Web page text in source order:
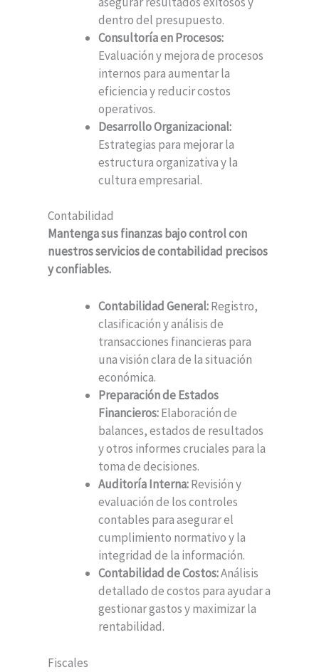
dentro del presupuesto.
Consultoría en Procesos:
Evaluación y mejora de procesos
internos para aumentar la
eficiencia y reducir costos
operativos.
Desarrollo Organizacional:
Estrategias para mejorar la
estructura organizativa y la
cultura empresarial.
Contabilidad
Mantenga sus finanzas bajo control con
nuestros servicios de contabilidad precisos
y confiables.
Contabilidad General:Registro,
clasificación y análisis de
transacciones financieras para
una visión clara de la situación
económica.
Preparación de Estados
Financieros:Elaboración de
balances, estados de resultados
y otros informes cruciales para la
toma de decisiones.
Auditoría Interna:Revisión y
evaluación de los controles
contables para asegurar el
cumplimiento normativo y la
integridad de la información.
Contabilidad de Costos:Análisis
detallado de costos para ayudar a
gestionar gastos y maximizar la
rentabilidad.
Fiscales